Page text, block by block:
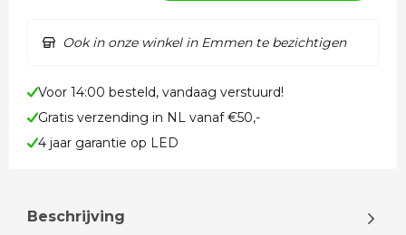
Ook in onze winkel in Emmen te bezichtigen
Voor 14:00 besteld, vandaag verstuurd!
Gratis verzending in NL vanaf €50,-
4 jaar garantie op LED
Beschrijving